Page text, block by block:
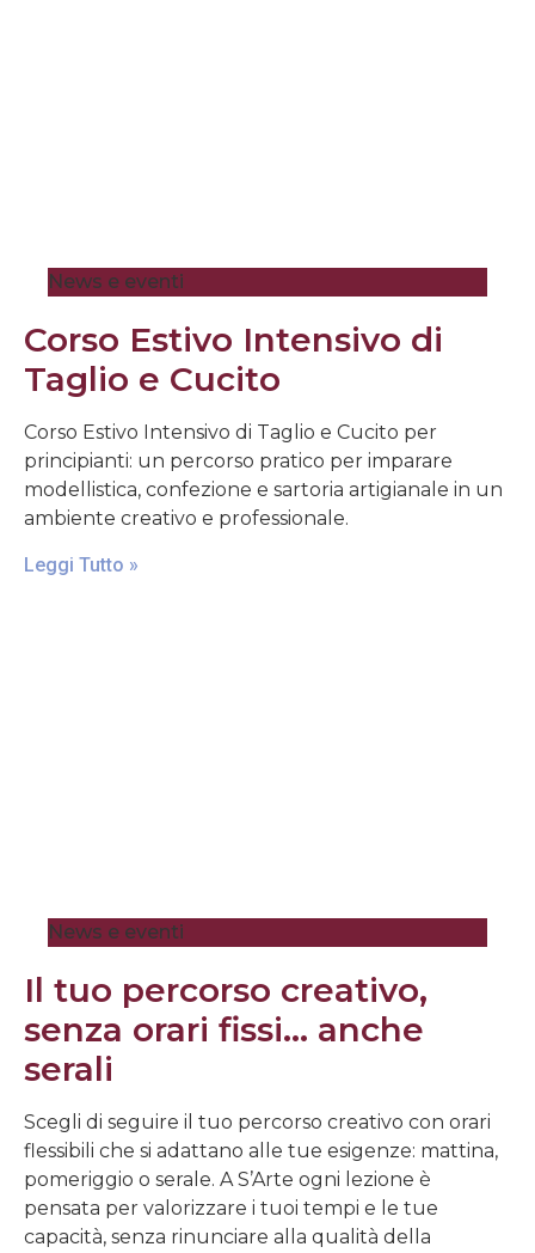
News e eventi
Corso Estivo Intensivo di
Taglio e Cucito
Corso Estivo Intensivo di Taglio e Cucito per
principianti: un percorso pratico per imparare
modellistica, confezione e sartoria artigianale in un
ambiente creativo e professionale.
Leggi Tutto »
News e eventi
Il tuo percorso creativo,
senza orari fissi… anche
serali
Scegli di seguire il tuo percorso creativo con orari
flessibili che si adattano alle tue esigenze: mattina,
pomeriggio o serale. A S’Arte ogni lezione è
pensata per valorizzare i tuoi tempi e le tue
capacità, senza rinunciare alla qualità della